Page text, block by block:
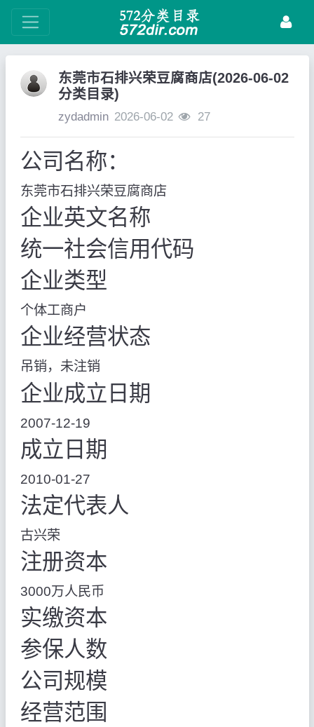
东莞市石排兴荣豆腐商店(2026-06-02
分类目录)
zydadmin 2026-06-02 27
公司名称：
东莞市石排兴荣豆腐商店
企业英文名称
统一社会信用代码
企业类型
个体工商户
企业经营状态
吊销，未注销
企业成立日期
2007-12-19
成立日期
2010-01-27
法定代表人
古兴荣
注册资本
3000万人民币
实缴资本
参保人数
公司规模
经营范围